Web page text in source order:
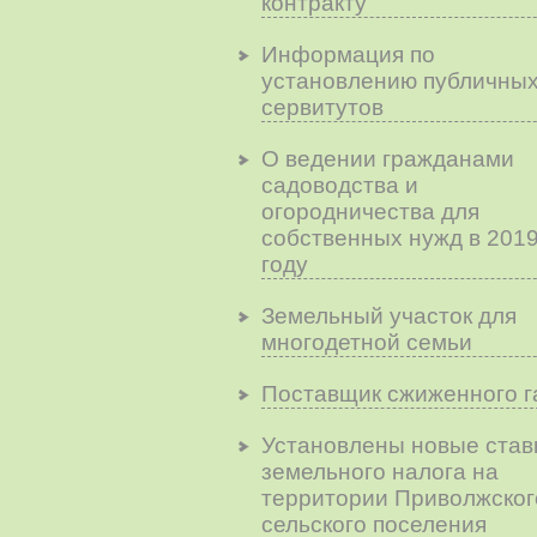
Информация по
установлению публичных
сервитутов
О ведении гражданами
садоводства и
огородничества для
собственных нужд в 2019
году
Земельный участок для
многодетной семьи
Поставщик сжиженного
Установлены новые
земельного налога на
территории
сельского поселения